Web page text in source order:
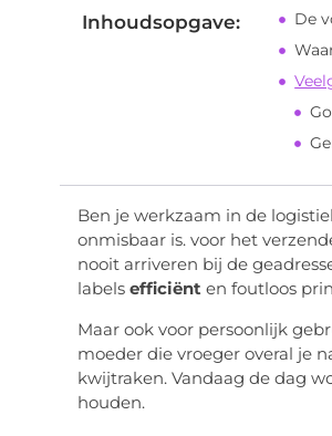
Inhoudsopgave:
De
Ben je werkzaam in de
onmisbaar is. voor het
nooit arriveren bij de
labels efficiënt en foutloos
Maar ook voor persoonlijk
moeder die vroeger overal je
kwijtraken. Vandaag de dag
houden.